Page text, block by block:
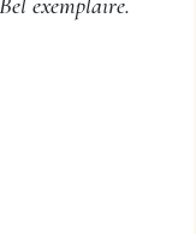
exemplaire.